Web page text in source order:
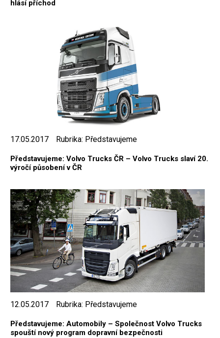
hlásí příchod
17.05.2017 Rubrika: Představujeme
Představujeme: Volvo Trucks ČR – Volvo Trucks slaví 20.
výročí působení v ČR
12.05.2017 Rubrika: Představujeme
Představujeme: Automobily – Společnost Volvo Trucks
spouští nový program dopravní bezpečnosti